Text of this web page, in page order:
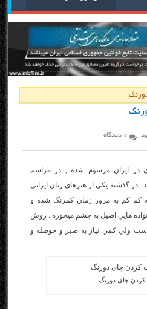
0 دیدگاه
در ايران مرسوم شده , در مراسم
گذشته يکي از هنرهاي زنان ايراني
کم کم به مرور زمان کمرنگ شده و
هايي اصيل به چشم ميخوره . روش
ولي کمي نياز به صبر و حوصله و
چای دورنگ